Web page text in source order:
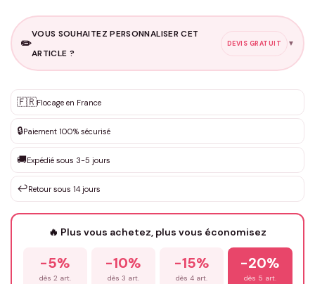
✏️
VOUS SOUHAITEZ PERSONNALISER CET
ARTICLE ?
DEVIS GRATUIT ▼
✨ Personnalisation sur mesure
DEVIS GRATUIT · Personnalisation de 3 à 10€ selon la demande
Que souhaitez-vous ?*
Votre texte / idée*
Prénom*
🇫🇷Flocage en France
🔒Paiement 100% sécurisé
🚚Expédié sous 3-5 jours
↩️Retour sous 14 jours
🔥 Plus vous achetez, plus vous économisez
-5%
dès 2 art.
-10%
dès 3 art.
-15%
dès 4 art.
-20%
dès 5 art.